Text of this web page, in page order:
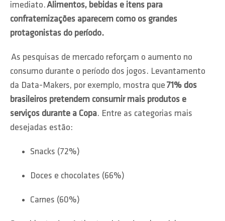
imediato.Alimentos, bebidas e itens para
confraternizações aparecem como os grandes
protagonistas do período.
As pesquisas de mercado reforçam o aumento no
consumo durante o período dos jogos. Levantamento
da Data-Makers, por exemplo, mostra que 71% dos
brasileiros pretendem consumir mais produtos e
serviços durante a Copa. Entre as categorias mais
desejadas estão:
Snacks (72%)
Doces e chocolates (66%)
Carnes (60%)